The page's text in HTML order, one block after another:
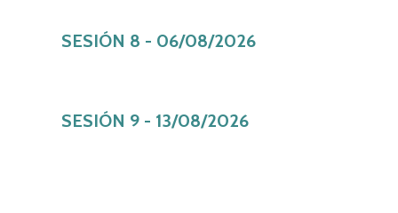
SESIÓN 8 - 06/08/2026
SESIÓN 9 - 13/08/2026